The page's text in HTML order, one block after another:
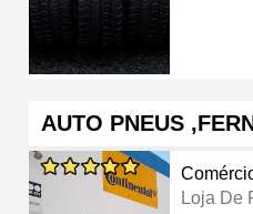
AUTO PNEUS
Loja De